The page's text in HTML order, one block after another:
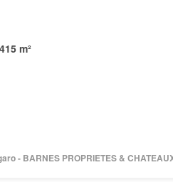
415 m²
- BARNES PROPRIETES &